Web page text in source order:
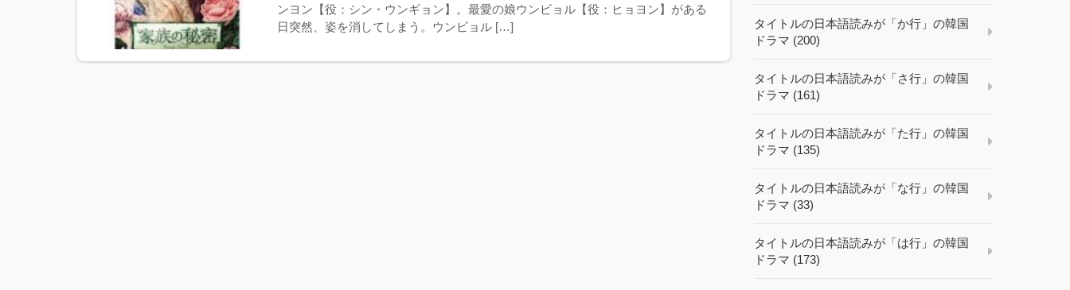
ンヨン【役：シン・ウンギョン】。最愛の娘ウンビョル【役：ヒョヨン】がある
日突然、姿を消してしまう。ウンビョル […]
タイトルの日本語読みが「か行」の韓国
ドラマ (200)
タイトルの日本語読みが「さ行」の韓国
ドラマ (161)
タイトルの日本語読みが「た行」の韓国
ドラマ (135)
タイトルの日本語読みが「な行」の韓国
ドラマ (33)
タイトルの日本語読みが「は行」の韓国
ドラマ (173)